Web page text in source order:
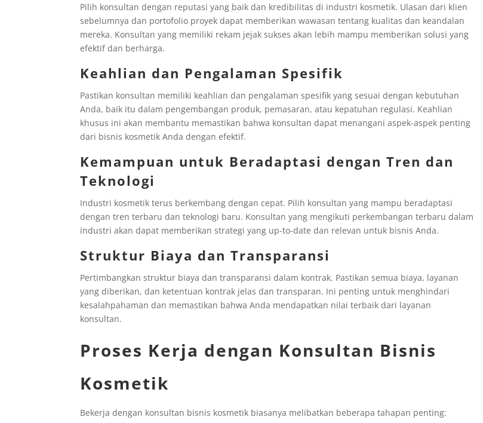
Pilih konsultan dengan reputasi yang baik dan kredibilitas di industri kosmetik. Ulasan dari klien
sebelumnya dan portofolio proyek dapat memberikan wawasan tentang kualitas dan keandalan
mereka. Konsultan yang memiliki rekam jejak sukses akan lebih mampu memberikan solusi yang
efektif dan berharga.
Keahlian dan Pengalaman Spesifik
Pastikan konsultan memiliki keahlian dan pengalaman spesifik yang sesuai dengan kebutuhan
Anda, baik itu dalam pengembangan produk, pemasaran, atau kepatuhan regulasi. Keahlian
khusus ini akan membantu memastikan bahwa konsultan dapat menangani aspek-aspek penting
dari bisnis kosmetik Anda dengan efektif.
Kemampuan untuk Beradaptasi dengan Tren dan
Teknologi
Industri kosmetik terus berkembang dengan cepat. Pilih konsultan yang mampu beradaptasi
dengan tren terbaru dan teknologi baru. Konsultan yang mengikuti perkembangan terbaru dalam
industri akan dapat memberikan strategi yang up-to-date dan relevan untuk bisnis Anda.
Struktur Biaya dan Transparansi
Pertimbangkan struktur biaya dan transparansi dalam kontrak. Pastikan semua biaya, layanan
yang diberikan, dan ketentuan kontrak jelas dan transparan. Ini penting untuk menghindari
kesalahpahaman dan memastikan bahwa Anda mendapatkan nilai terbaik dari layanan
konsultan.
Proses Kerja dengan Konsultan Bisnis
Kosmetik
Bekerja dengan konsultan bisnis kosmetik biasanya melibatkan beberapa tahapan penting: